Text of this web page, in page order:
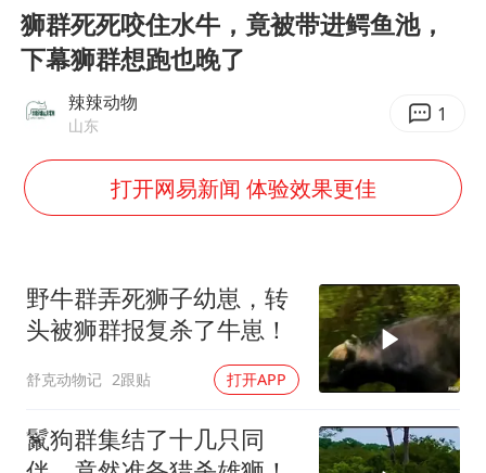
宇树科技中一签需缴款7.54万元
“立秋的第一杯奶茶”又爆单了
向鹏0-3不敌张本智和
DeepSeek投资宇树科技意味什么
今日立秋你咬秋了吗
公司“上四休三”但要降薪1000元
东方之约 相约未来
狮群死死咬住水牛，竟被带进鳄鱼池，
下幕狮群想跑也晚了
辣辣动物
山东 1
打开网易新闻 体验效果更佳
野牛群弄死狮子幼崽，转
头被狮群报复杀了牛崽！
舒克动物记 2跟贴 打开APP
鬣狗群集结了十几只同